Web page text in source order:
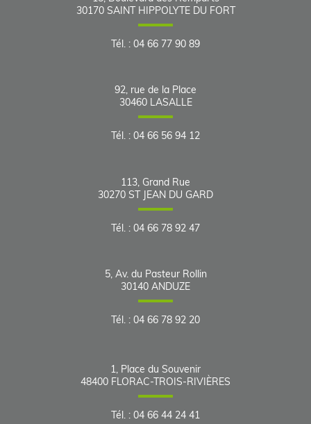
30170 SAINT HIPPOLYTE DU FORT
Tél. : 04 66 77 90 89
92, rue de la Place
30460 LASALLE
Tél. : 04 66 56 94 12
113, Grand Rue
30270 ST JEAN DU GARD
Tél. : 04 66 78 92 47
5, Av. du Pasteur Rollin
30140 ANDUZE
Tél. : 04 66 78 92 20
1, Place du Souvenir
48400 FLORAC-TROIS-RIVIÈRES
Tél. : 04 66 44 24 41